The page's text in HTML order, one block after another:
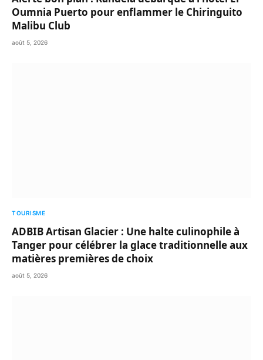
Oumnia Puerto pour enflammer le Chiringuito
Malibu Club
août 5, 2026
TOURISME
ADBIB Artisan Glacier : Une halte culinophile à
Tanger pour célébrer la glace traditionnelle aux
matières premières de choix
août 5, 2026